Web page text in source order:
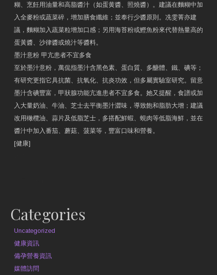
糊、烹飪用油量和高脂醬汁（如蛋黄醬、照燒醬）。建議在麵糊中加
入全麥粉或蔬菜碎，增加膳食纖維；並奉行少醬原則。冼雯菁亦建
議，麵糊加入蔬菜粒增加口感；另用海苔粉或鰹魚粉來代替熱量高的
蛋黃醬、沙律醬或燒汁等醬料。
墨汁意粉 甲亢患者不宜多食
至於墨汁意粉，萬侃指墨汁含黑色素、蛋白質、多醣體、鐵、碘等；
有研究更指它具抗菌、抗氧化、抗炎功效，但多屬實驗室研究。留意
墨汁含碘豐富，甲狀腺功能亢進患者不宜多食。她又提醒，食譜或加
入大量奶油、牛油、芝士去平衡墨汁澀味，導致飽和脂肪大增；建議
改用橄欖油、蒜片及低脂芝士，多搭配鮮蝦、蜆肉等低脂海鮮，並在
醬汁中加入番茄、蘑菇、菠菜等，豐富口味和營養。
[健康]
Categories
Uncategorized
健康資訊
備孕營養資訊
媒體訪問